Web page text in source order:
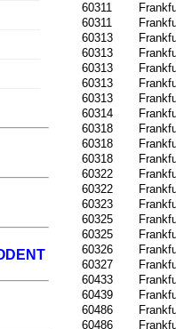
60311
60311
60313
60313
60313
60313
60313
60314
60318
60318
60318
60322
60322
60323
60325
60325
60326
60327
60433
60439
60486
60486